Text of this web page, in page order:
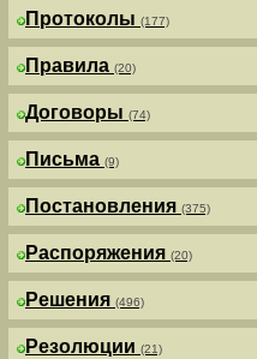
Протоколы (177)
Правила (20)
Договоры (74)
Письма (9)
Постановления (375)
Распоряжения (20)
Решения (496)
Резолюции (21)